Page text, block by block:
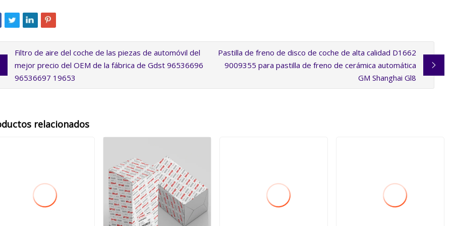
Filtro de aire del coche de las piezas de automóvil del
mejor precio del OEM de la fábrica de Gdst 96536696
96536697 19653
Pastilla de freno de disco de coche de alta calidad D1662
9009355 para pastilla de freno de cerámica automática
GM Shanghai Gl8
relacionados